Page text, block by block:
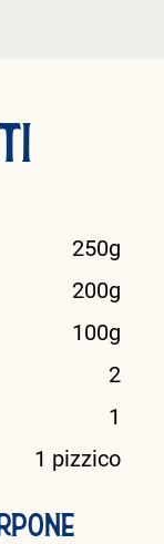
250g
200g
100g
2
1
1 pizzico